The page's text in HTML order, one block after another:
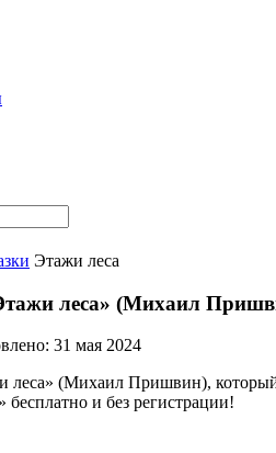
Этажи леса
леса» (Михаил
31 мая 2024
леса» (Михаил Пришвин),
бесплатно и без регистрации!